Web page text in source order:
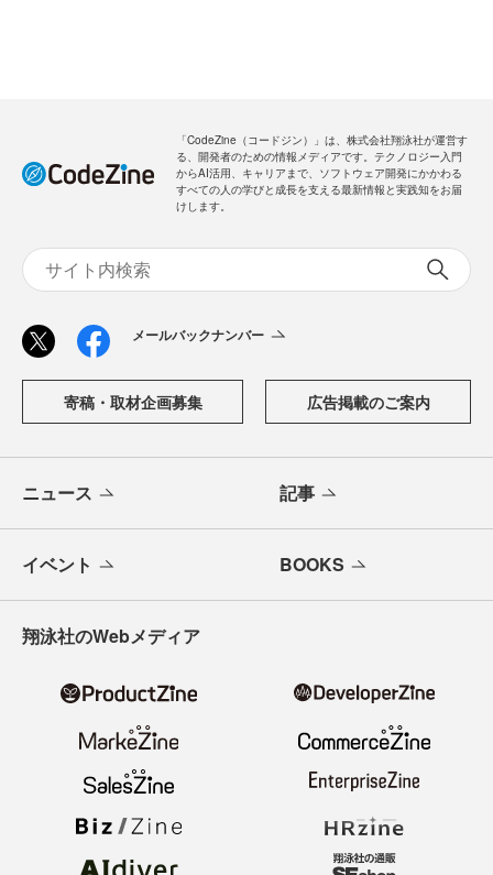
「CodeZine（コードジン）」は、株式会社翔泳社が運営す
る、開発者のための情報メディアです。テクノロジー入門
からAI活用、キャリアまで、ソフトウェア開発にかかわる
すべての人の学びと成長を支える最新情報と実践知をお届
けします。
メールバックナンバー
寄稿・取材企画募集 広告掲載のご案内
ニュース 記事
イベント BOOKS
翔泳社のWebメディア